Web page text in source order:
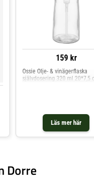
159 kr
Läs mer här
Ossie Olje- & vinägerflaska
självdosering 320 ml 20*7,5
Dorre